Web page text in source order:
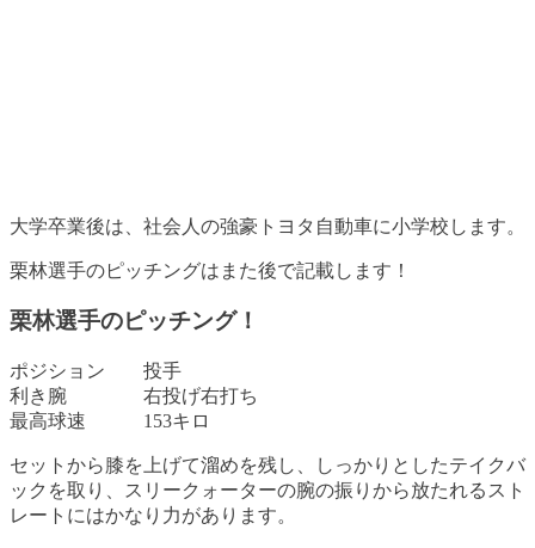
大学卒業後は、社会人の強豪トヨタ自動車に小学校します。
栗林選手のピッチングはまた後で記載します！
栗林選手のピッチング！
ポジション 投手
利き腕 右投げ右打ち
最高球速 153キロ
セットから膝を上げて溜めを残し、しっかりとしたテイクバ
ックを取り、スリークォーターの腕の振りから放たれるスト
レートにはかなり力があります。